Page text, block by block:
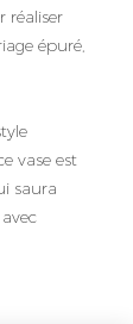
réaliser
épuré,
vase est
saura